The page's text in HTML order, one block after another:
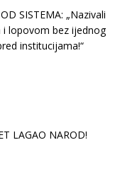
SISTEMA: „Nazivali
lopovom bez ijednog
institucijama!“
LAGAO NAROD!